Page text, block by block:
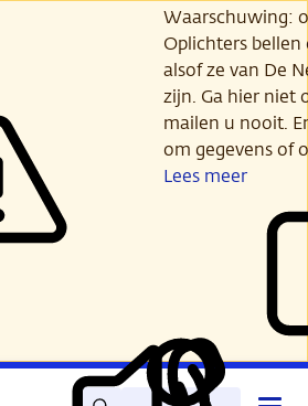
Waarschuwing:
Oplichters
alsof ze van De
zijn. Ga hier niet
mailen u nooit.
om gegevens of
Lees meer